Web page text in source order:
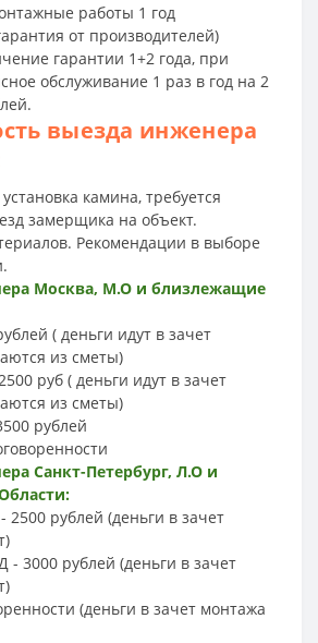
работы 1 год
от производителей)
гарантии 1+2 года, при
обслуживание 1 раз в год на 2
выезда инженера
камина, требуется
замерщика на объект.
Рекомендации в выборе
Москва, М.О и близлежащие
( деньги идут в зачет
из сметы)
руб ( деньги идут в зачет
из сметы)
рублей
Санкт-Петербург, Л.О и
2500 рублей (деньги в зачет
- 3000 рублей (деньги в зачет
(деньги в зачет монтажа